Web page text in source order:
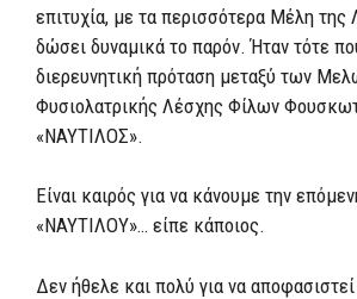
επιτυχία, με τα περισσότερα Μέλη της
δώσει δυναμικά το παρόν. Ήταν τότε
διερευνητική πρόταση μεταξύ των
Φυσιολατρικής Λέσχης Φίλων
«ΝΑΥΤΙΛΟΣ».
Είναι καιρός για να κάνουμε την
«ΝΑΥΤΙΛΟΥ»… είπε κάποιος.
Δεν ήθελε και πολύ για να